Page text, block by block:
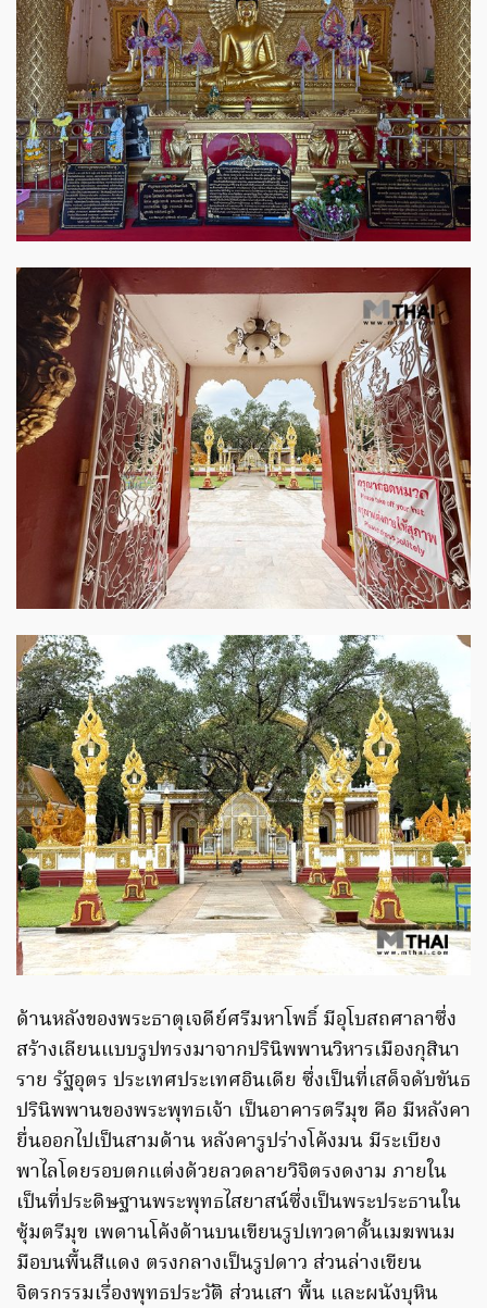
ด้านหลังของพระธาตุเจดีย์ศรีมหาโพธิ์ มีอุโบสถศาลาซึ่ง
สร้างเลียนแบบรูปทรงมาจากปรินิพพานวิหารเมืองกุสินา
ราย รัฐอุตร ประเทศประเทศอินเดีย ซึ่งเป็นที่เสด็จดับขันธ
ปรินิพพานของพระพุทธเจ้า เป็นอาคารตรีมุข คือ มีหลังคา
ยื่นออกไปเป็นสามด้าน หลังคารูปร่างโค้งมน มีระเบียง
พาไลโดยรอบตกแต่งด้วยลวดลายวิจิตรงดงาม ภายใน
เป็นที่ประดิษฐานพระพุทธไสยาสน์ซึ่งเป็นพระประธานใน
ซุ้มตรีมุข เพดานโค้งด้านบนเขียนรูปเทวดาดั้นเมฆพนม
มือบนพื้นสีแดง ตรงกลางเป็นรูปดาว ส่วนล่างเขียน
จิตรกรรมเรื่องพุทธประวัติ ส่วนเสา พื้น และผนังบุหิน